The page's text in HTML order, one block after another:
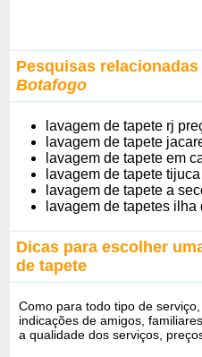
Pesquisas
Botafogo
lavagem de tapete rj
lavagem de tapete
lavagem de tapete em
lavagem de tapete tijuca
lavagem de tapete a
lavagem de tapetes
Dicas para escolher
de tapete
Como para todo tipo de
indicações de amigos,
a qualidade dos serviços,